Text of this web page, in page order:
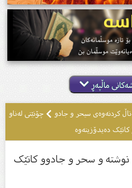
ماڵپەڕ
کردنەوەى سیحر و جادو
چۆنێتى لەناو
دەیدۆزیتەوە
نوشتە و سحر و جادوو کاتێک